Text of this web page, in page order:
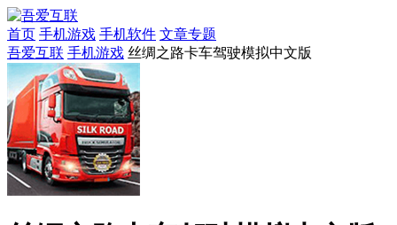
首页 手机游戏 手机软件 文章专题
吾爱互联 手机游戏 丝绸之路卡车驾驶模拟中文版